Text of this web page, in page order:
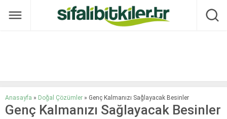
Anasayfa » Doğal Çözümler » Genç Kalmanızı Sağlayacak Besinler
Genç Kalmanızı Sağlayacak Besinler